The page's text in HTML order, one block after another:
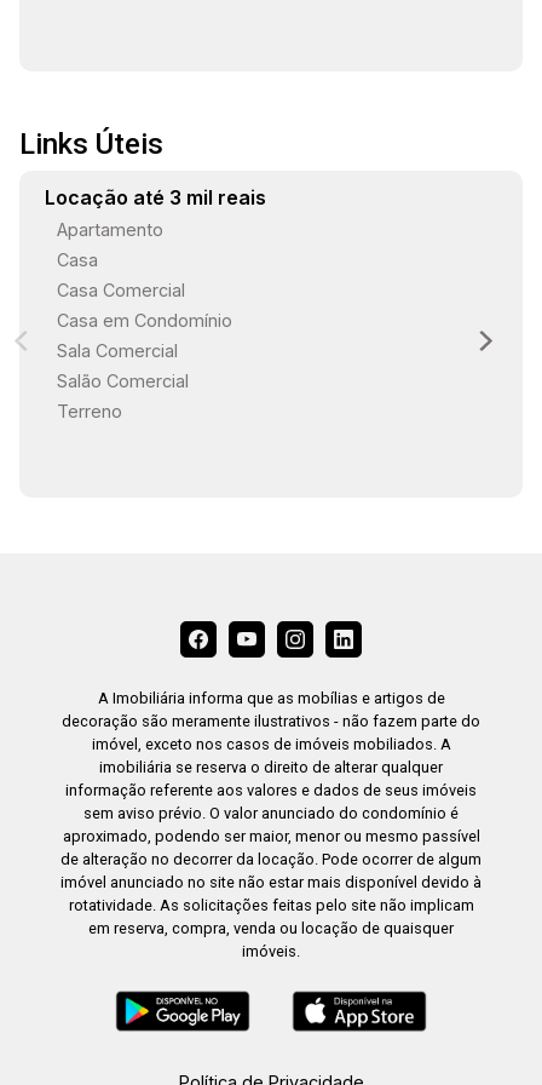
Links Úteis
Locação até 3 mil reais
Apartamento
Casa
Casa Comercial
Casa em Condomínio
Sala Comercial
Salão Comercial
Terreno
A Imobiliária informa que as mobílias e artigos de
decoração são meramente ilustrativos - não fazem parte do
imóvel, exceto nos casos de imóveis mobiliados. A
imobiliária se reserva o direito de alterar qualquer
informação referente aos valores e dados de seus imóveis
sem aviso prévio. O valor anunciado do condomínio é
aproximado, podendo ser maior, menor ou mesmo passível
de alteração no decorrer da locação. Pode ocorrer de algum
imóvel anunciado no site não estar mais disponível devido à
rotatividade. As solicitações feitas pelo site não implicam
em reserva, compra, venda ou locação de quaisquer
imóveis.